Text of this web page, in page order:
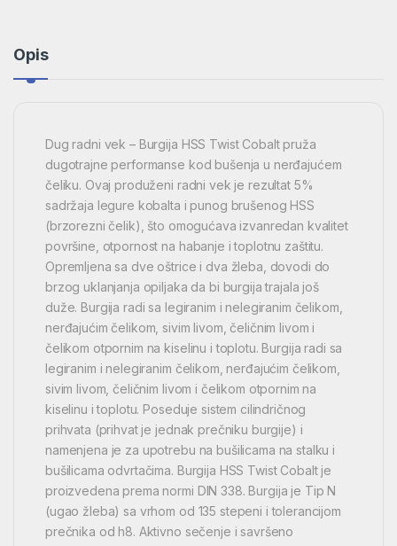
Opis
Dug radni vek – Burgija HSS Twist Cobalt pruža
dugotrajne performanse kod bušenja u nerđajućem
čeliku. Ovaj produženi radni vek je rezultat 5%
sadržaja legure kobalta i punog brušenog HSS
(brzorezni čelik), što omogućava izvanredan kvalitet
površine, otpornost na habanje i toplotnu zaštitu.
Opremljena sa dve oštrice i dva žleba, dovodi do
brzog uklanjanja opiljaka da bi burgija trajala još
duže. Burgija radi sa legiranim i nelegiranim čelikom,
nerđajućim čelikom, sivim livom, čeličnim livom i
čelikom otpornim na kiselinu i toplotu. Burgija radi sa
legiranim i nelegiranim čelikom, nerđajućim čelikom,
sivim livom, čeličnim livom i čelikom otpornim na
kiselinu i toplotu. Poseduje sistem cilindričnog
prihvata (prihvat je jednak prečniku burgije) i
namenjena je za upotrebu na bušilicama na stalku i
bušilicama odvrtačima. Burgija HSS Twist Cobalt je
proizvedena prema normi DIN 338. Burgija je Tip N
(ugao žleba) sa vrhom od 135 stepeni i tolerancijom
prečnika od h8. Aktivno sečenje i savršeno